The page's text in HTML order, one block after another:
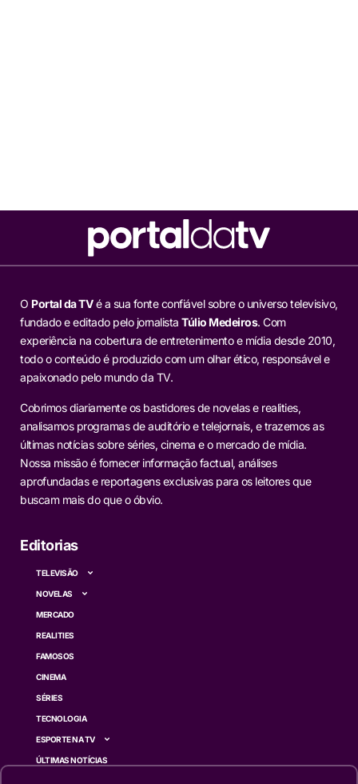
O Portal da TVé a sua fonte confiável sobre o universo televisivo,
fundado e editado pelo jornalista Túlio Medeiros. Com
experiência na cobertura de entretenimento e mídia desde 2010,
todo o conteúdo é produzido com um olhar ético, responsável e
apaixonado pelo mundo da TV.
Cobrimos diariamente os bastidores de novelas e realities,
analisamos programas de auditório e telejornais, e trazemos as
últimas notícias sobre séries, cinema e o mercado de mídia.
Nossa missão é fornecer informação factual, análises
aprofundadas e reportagens exclusivas para os leitores que
buscam mais do que o óbvio.
Editorias
TELEVISÃO
NOVELAS
MERCADO
REALITIES
FAMOSOS
CINEMA
SÉRIES
TECNOLOGIA
ESPORTE NA TV
ÚLTIMAS NOTÍCIAS